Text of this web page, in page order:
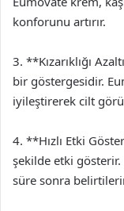
konforunu artırır.
3. **Kızarıklığı
bir göstergesidir.
iyileştirerek cilt
4. **Hızlı Etki
şekilde etki gösterir.
süre sonra